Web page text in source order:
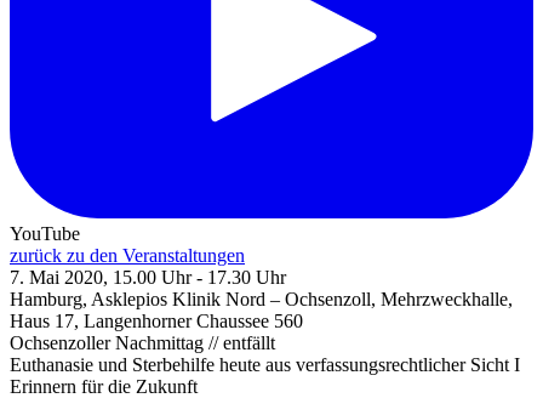
YouTube
zurück zu den Veranstaltungen
7. Mai 2020, 15.00 Uhr - 17.30 Uhr
Hamburg, Asklepios Klinik Nord – Ochsenzoll, Mehrzweckhalle,
Haus 17, Langenhorner Chaussee 560
Ochsenzoller Nachmittag // entfällt
Euthanasie und Sterbehilfe heute aus verfassungsrechtlicher Sicht I
Erinnern für die Zukunft